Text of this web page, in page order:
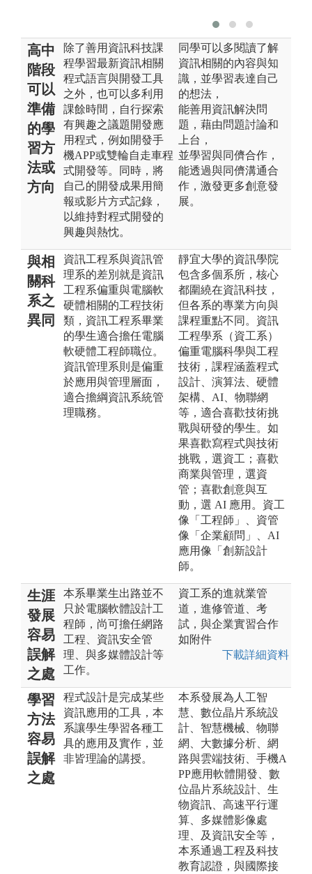
高中
階段
可以
準備
的學
習方
法或
方向
除了善用資訊科技課
程學習最新資訊相關
程式語言與開發工具
之外，也可以多利用
課餘時間，自行探索
有興趣之議題開發應
用程式，例如開發手
機APP或雙輪自走車程
式開發等。同時，將
自己的開發成果用簡
報或影片方式記錄，
以維持對程式開發的
興趣與熱忱。
同學可以多閱讀了解
資訊相關的內容與知
識，並學習表達自己
的想法，
能善用資訊解決問
題，藉由問題討論和
上台，
並學習與同儕合作，
能透過與同儕溝通合
作，激發更多創意發
展。
與相
關科
系之
異同
資訊工程系與資訊管
理系的差別就是資訊
工程系偏重與電腦軟
硬體相關的工程技術
類，資訊工程系畢業
的學生適合擔任電腦
軟硬體工程師職位。
資訊管理系則是偏重
於應用與管理層面，
適合擔綱資訊系統管
理職務。
靜宜大學的資訊學院
包含多個系所，核心
都圍繞在資訊科技，
但各系的專業方向與
課程重點不同。資訊
工程學系（資工系）
偏重電腦科學與工程
技術，課程涵蓋程式
設計、演算法、硬體
架構、AI、物聯網
等，適合喜歡技術挑
戰與研發的學生。如
果喜歡寫程式與技術
挑戰，選資工；喜歡
商業與管理，選資
管；喜歡創意與互
動，選 AI 應用。資工
像「工程師」、資管
像「企業顧問」、AI
應用像「創新設計
師。
生涯
發展
容易
誤解
之處
本系畢業生出路並不
只於電腦軟體設計工
程師，尚可擔任網路
工程、資訊安全管
理、與多媒體設計等
工作。
資工系的進就業管
道，進修管道、考
試，與企業實習合作
如附件
下載詳細資料
學習
方法
容易
誤解
之處
程式設計是完成某些
資訊應用的工具，本
系讓學生學習各種工
具的應用及實作，並
非皆理論的講授。
本系發展為人工智
慧、數位晶片系統設
計、智慧機械、物聯
網、大數據分析、網
路與雲端技術、手機A
PP應用軟體開發、數
位晶片系統設計、生
物資訊、高速平行運
算、多媒體影像處
理、及資訊安全等，
本系通過工程及科技
教育認證，與國際接